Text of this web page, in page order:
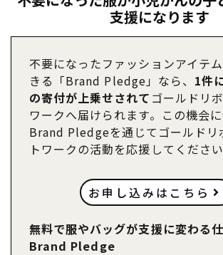
支援になります
不要になったファッションアイテ
きる「Brand Pledge」なら、 1件
の寄付が上乗せされて ゴールドリ
ワークへ届けられます。この機会に
Brand Pledgeを通じてゴールドリ
トワークの活動を応援してください
お申し込みはこちら
無料で服やバッグが支援に変わる仕
Brand Pledge